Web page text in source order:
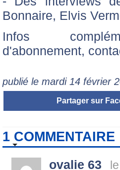
Bonnaire, Elvis
Infos
d'abonnement,
publié le mardi 14 février
Partager sur
1 COMMENTAIRE
ovalie 63